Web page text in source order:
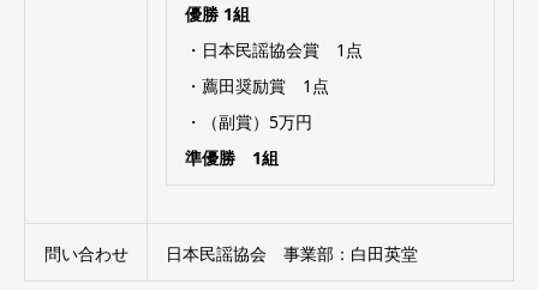
優勝 1組
・日本民謡協会賞 1点
・薦田奨励賞 1点
・（副賞）5万円
準優勝 1組
問い合わせ 日本民謡協会 事業部：白田英堂